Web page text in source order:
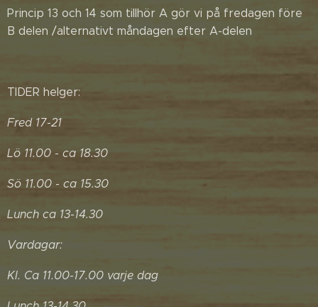
Princip 13 och 14 som tillhör A gör vi på fredagen före
B delen /alternativt måndagen efter A-delen
TIDER helger:
Fred 17-21
Lö 11.00 - ca 18.30
Sö 11.00 - ca 15.30
Lunch ca 13-14.30
Vardagar:
Kl. Ca 11.00-17.00 varje dag